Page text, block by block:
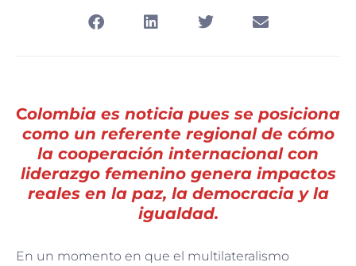
Colombia es noticia pues se posiciona
como un referente regional de cómo
la cooperación internacional con
liderazgo femenino genera impactos
reales en la paz, la democracia y la
igualdad.
En un momento en que el multilateralismo